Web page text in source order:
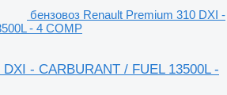
бензовоз Renault Premium 310 DXI -
- 4 COMP
- CARBURANT / FUEL 13500L -